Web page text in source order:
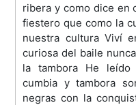
ribera y como dice en
fiestero que como la
nuestra cultura Viví
curiosa del baile
la tambora He
cumbia y tambora
negras con la